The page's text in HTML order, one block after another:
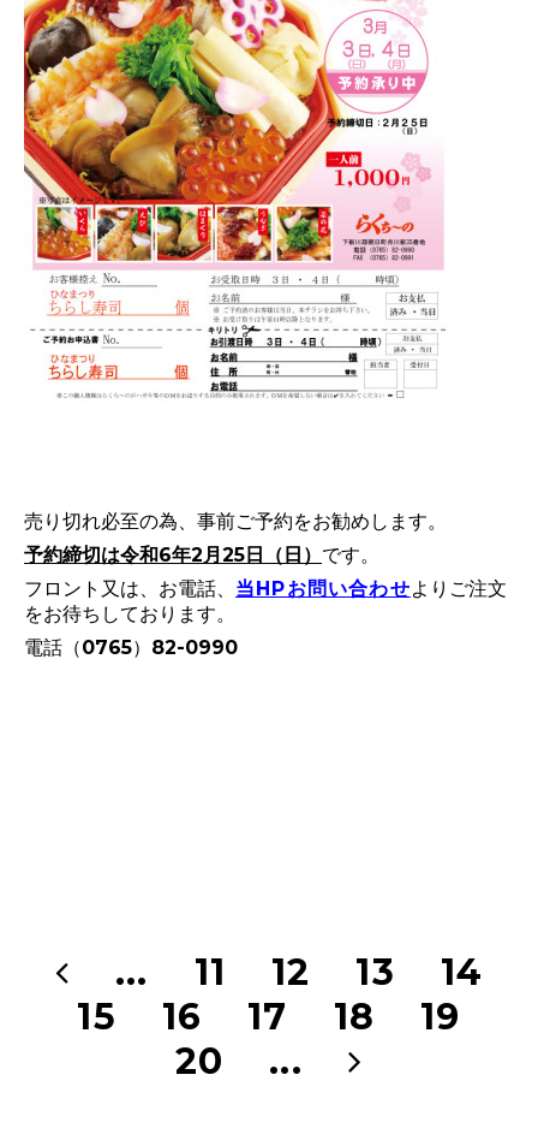
売り切れ必至の為、事前ご予約をお勧めします。
予約締切は令和6年2月25日（日） です。
フロント又は、お電話、 当HPお問い合わせよりご注文
をお待ちしております。
電話（0765）82-0990
... 11 12 13
14
15
16 17 18
19
20
...